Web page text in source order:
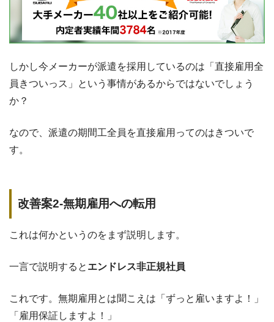
しかし今メーカーが派遣を採用しているのは「直接雇用全
員きついっス」という事情があるからではないでしょう
か？
なので、派遣の期間工全員を直接雇用ってのはきついで
す。
改善案2-無期雇用への転用
これは何かというのをまず説明します。
一言で説明すると エンドレス非正規社員
これです。無期雇用とは聞こえは「ずっと雇いますよ！」
「雇用保証しますよ！」